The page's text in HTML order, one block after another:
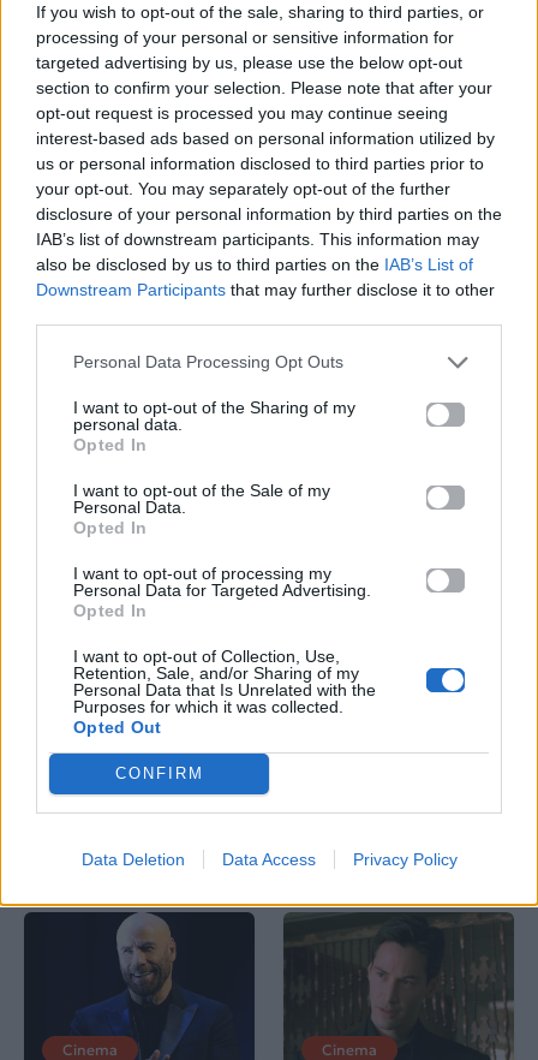
If you wish to opt-out of the sale, sharing to third parties, or
processing of your personal or sensitive information for
targeted advertising by us, please use the below opt-out
section to confirm your selection. Please note that after your
opt-out request is processed you may continue seeing
interest-based ads based on personal information utilized by
us or personal information disclosed to third parties prior to
your opt-out. You may separately opt-out of the further
disclosure of your personal information by third parties on the
IAB’s list of downstream participants. This information may
also be disclosed by us to third parties on the IAB’s List of
Downstream Participants that may further disclose it to other
Personal Data Processing Opt Outs
I want to opt-out of the Sharing of my
personal data.
Opted In
I want to opt-out of the Sale of my
Personal Data.
Opted In
I want to opt-out of processing my
Personal Data for Targeted Advertising.
Opted In
I want to opt-out of Collection, Use,
Retention, Sale, and/or Sharing of my
Personal Data that Is Unrelated with the
Purposes for which it was collected.
Opted Out
CONFIRM
Data Deletion Data Access Privacy Policy
Προηγούμενο
Ronaldinho: Η νέα
μουσική επωνυμία
Tu Música κάνει
10»
04.06.2026
Επόμενο
Γεράσιμος
Σκιαδαρέσης –
Μπέσσυ Μάλφα: Το
διαδίκτυο
04.06.2026
Ελλήνων
Καλλιτεχνών
με πληροφορίες για
δισκογραφία, πορεία
και σημαντικές στιγμές
μουσική σκηνή
Δες επίσης
Cinema Cinema